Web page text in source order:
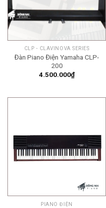
CLP - CLAVINOVA SERIES
Đàn Piano Điện Yamaha CLP-
200
4.500.000₫
PIANO ĐIỆN